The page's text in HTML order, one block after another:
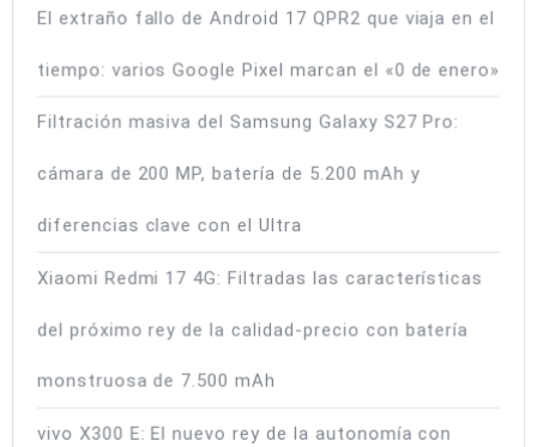
El extraño fallo de Android 17 QPR2 que viaja en el
tiempo: varios Google Pixel marcan el «0 de enero»
Filtración masiva del Samsung Galaxy S27 Pro:
cámara de 200 MP, batería de 5.200 mAh y
diferencias clave con el Ultra
Xiaomi Redmi 17 4G: Filtradas las características
del próximo rey de la calidad-precio con batería
monstruosa de 7.500 mAh
vivo X300 E: El nuevo rey de la autonomía con